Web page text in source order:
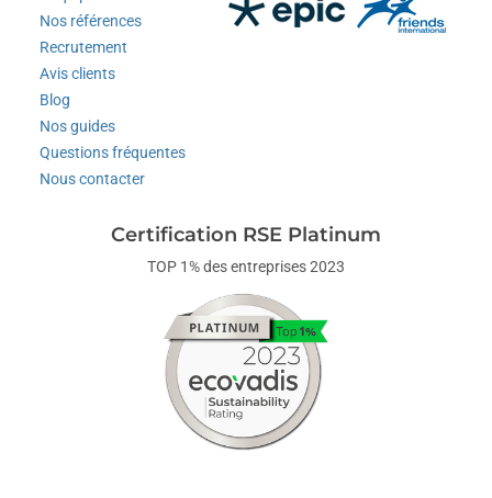
Nos références
Recrutement
Avis clients
Blog
Nos guides
Questions fréquentes
Nous contacter
Certification RSE Platinum
TOP 1% des entreprises 2023